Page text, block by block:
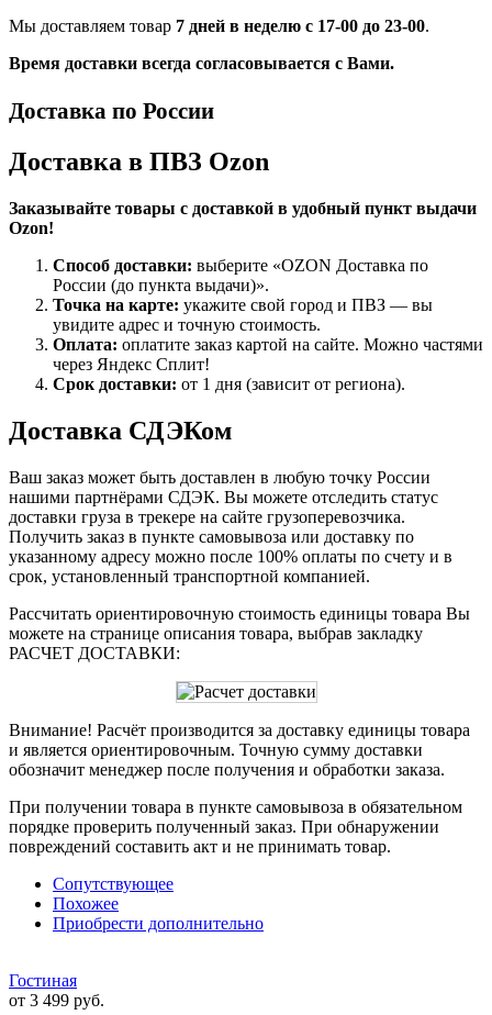
Мы доставляем товар 7 дней в неделю с 17-00 до 23-00.
Время доставки всегда согласовывается с Вами.
Доставка по России
Доставка в ПВЗ Ozon
Заказывайте товары с доставкой в удобный пункт выдачи
Ozon!
Способ доставки: выберите «OZON Доставка по
России (до пункта выдачи)».
Точка на карте: укажите свой город и ПВЗ — вы
увидите адрес и точную стоимость.
Оплата: оплатите заказ картой на сайте. Можно частями
через Яндекс Сплит!
Срок доставки: от 1 дня (зависит от региона).
Доставка СДЭКом
Ваш заказ может быть доставлен в любую точку России
нашими партнёрами СДЭК. Вы можете отследить статус
доставки груза в трекере на сайте грузоперевозчика.
Получить заказ в пункте самовывоза или доставку по
указанному адресу можно после 100% оплаты по счету и в
срок, установленный транспортной компанией.
Рассчитать ориентировочную стоимость единицы товара Вы
можете на странице описания товара, выбрав закладку
РАСЧЕТ ДОСТАВКИ:
Внимание! Расчёт производится за доставку единицы товара
и является ориентировочным. Точную сумму доставки
обозначит менеджер после получения и обработки заказа.
При получении товара в пункте самовывоза в обязательном
порядке проверить полученный заказ. При обнаружении
повреждений составить акт и не принимать товар.
Сопутствующее
Похожее
Приобрести дополнительно
Гостиная
от 3 499 руб.